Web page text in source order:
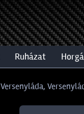
ruházat
Versenyláda,